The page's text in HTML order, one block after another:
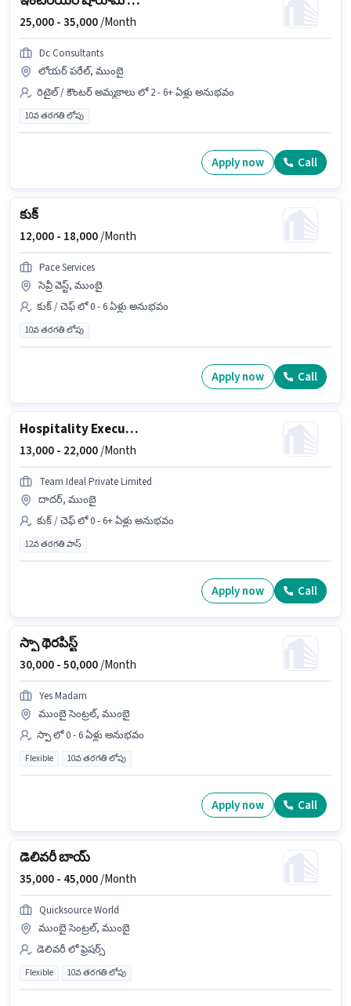
25,000 -35,000/Month
Dc Consultants
లోయర్ పరేల్, ముంబై
రిటైల్ / కౌంటర్ అమ్మకాలు లో 2 - 6+ ఏళ్లు అనుభవం
10వ తరగతి లోపు
Apply now Call
కుక్
12,000 - 18,000/Month
Pace Services
సెవ్రీ వెస్ట్, ముంబై
కుక్ / చెఫ్ లో 0 - 6 ఏళ్లు అనుభవం
10వ తరగతి లోపు
Apply now Call
Hospitality Executive
13,000 - 22,000/Month
Team Ideal Private Limited
దాదర్, ముంబై
కుక్ / చెఫ్ లో 0 - 6+ ఏళ్లు అనుభవం
12వ తరగతి పాస్
Apply now Call
స్పా థెరపిస్ట్
30,000 -50,000/Month
Yes Madam
ముంబై సెంట్రల్, ముంబై
స్పా లో 0 - 6 ఏళ్లు అనుభవం
Flexible 10వ తరగతి లోపు
Apply now Call
డెలివరీ బాయ్
35,000 - 45,000/Month
Quicksource World
ముంబై సెంట్రల్, ముంబై
డెలివరీ లో ఫ్రెషర్స్
Flexible 10వ తరగతి లోపు